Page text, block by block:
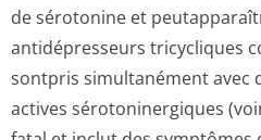
de sérotonine et
antidépresseurs tricycliques
sontpris simultanément avec
actives sérotoninergiques